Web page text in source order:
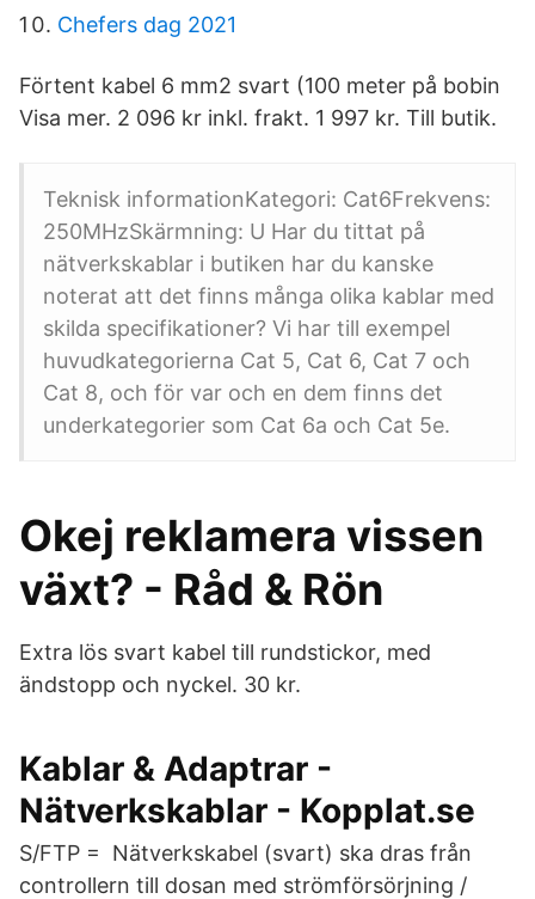
Chefers dag 2021
Förtent kabel 6 mm2 svart (100 meter på bobin
Visa mer. 2 096 kr inkl. frakt. 1 997 kr. Till butik.
Teknisk informationKategori: Cat6Frekvens:
250MHzSkärmning: U Har du tittat på
nätverkskablar i butiken har du kanske
noterat att det finns många olika kablar med
skilda specifikationer? Vi har till exempel
huvudkategorierna Cat 5, Cat 6, Cat 7 och
Cat 8, och för var och en dem finns det
underkategorier som Cat 6a och Cat 5e.
Okej reklamera vissen
växt? - Råd & Rön
Extra lös svart kabel till rundstickor, med
ändstopp och nyckel. 30 kr.
Kablar & Adaptrar -
Nätverkskablar - Kopplat.se
S/FTP = Nätverkskabel (svart) ska dras från
controllern till dosan med strömförsörjning /